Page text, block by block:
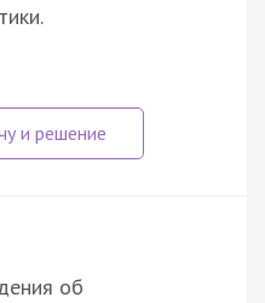
об